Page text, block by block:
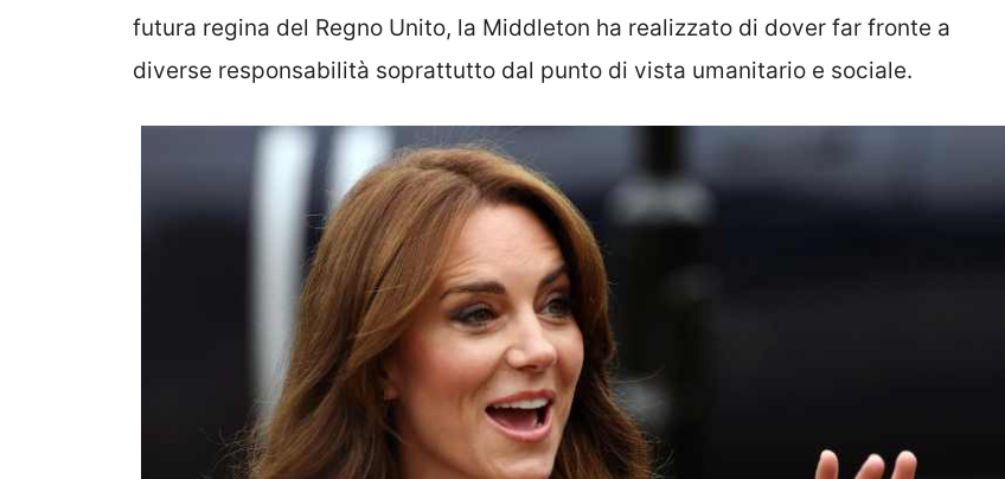
futura regina del Regno Unito, la Middleton ha realizzato di dover far fronte a
diverse responsabilità soprattutto dal punto di vista umanitario e sociale.